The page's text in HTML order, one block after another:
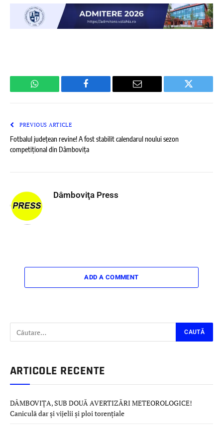
WhatsApp Facebook Email Twitter
PREVIOUS ARTICLE
Fotbalul județean revine! A fost stabilit calendarul noului sezon
competițional din Dâmbovița
Dâmboviţa Press
ADD A COMMENT
ARTICOLE RECENTE
DÂMBOVIȚA, SUB DOUĂ AVERTIZĂRI METEOROLOGICE!
Caniculă dar și vijelii și ploi torențiale